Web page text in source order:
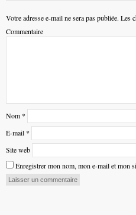
Votre adresse e-mail ne sera pas publiée. Les
Commentaire
Nom *
E-mail *
Site web
Enregistrer mon nom, mon e-mail et mon